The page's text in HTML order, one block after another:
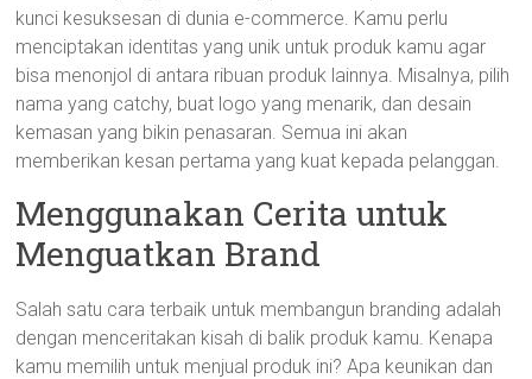
kunci kesuksesan di dunia e-commerce. Kamu perlu
menciptakan identitas yang unik untuk produk kamu agar
bisa menonjol di antara ribuan produk lainnya. Misalnya, pilih
nama yang catchy, buat logo yang menarik, dan desain
kemasan yang bikin penasaran. Semua ini akan
memberikan kesan pertama yang kuat kepada pelanggan.
Menggunakan Cerita untuk
Menguatkan Brand
Salah satu cara terbaik untuk membangun branding adalah
dengan menceritakan kisah di balik produk kamu. Kenapa
kamu memilih untuk menjual produk ini? Apa keunikan dan